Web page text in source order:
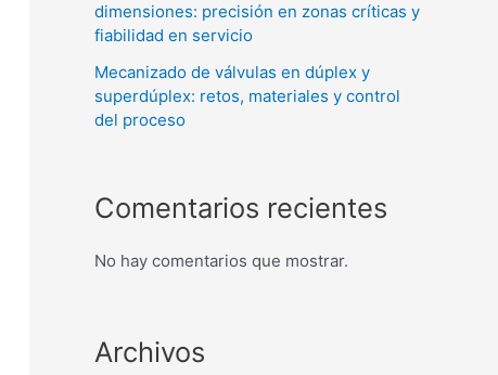
dimensiones: precisión en zonas críticas y
fiabilidad en servicio
Mecanizado de válvulas en dúplex y
superdúplex: retos, materiales y control
del proceso
Comentarios recientes
No hay comentarios que mostrar.
Archivos